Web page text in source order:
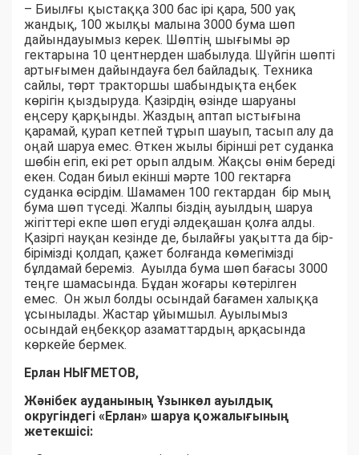
– Биылғы қыстаққа 300 бас ірі қара, 500 уақ
жандық, 100 жылқы малына 3000 бума шөп
дайындауымыз керек. Шөптің шығымы әр
гектарына 10 центнерден шабылуда. Шүйгін шөпті
артығымен дайындауға бел байладық. Техника
сайлы, төрт тракторшы шабындықта еңбек
көрігін қыздыруда. Қазірдің өзінде шаруаны
еңсеру қарқынды. Жаздың аптап ыстығына
қарамай, қурап кетпей тұрып шауып, тасып алу да
оңай шаруа емес. Өткен жылы бірінші рет суданка
шөбін егіп, екі рет орып алдым. Жақсы өнім береді
екен. Содан биыл екінші мәрте 100 гектарға
суданка өсірдім. Шамамен 100 гектардан бір мың
бума шөп түседі. Жалпы біздің ауылдың шаруа
жігіттері екпе шөп егуді әлдеқашан қолға алды.
Қазіргі науқан кезінде де, былайғы уақытта да бір-
бірімізді қолдап, қажет болғанда көмегімізді
бұлдамай береміз. Ауылда бума шөп бағасы 3000
теңге шамасында. Бұдан жоғары көтерілген
емес. Он жыл болды осындай бағамен халыққа
ұсынылады. Жастар ұйымшыл. Ауылымыз
осындай еңбекқор азаматтардың арқасында
көркейе бермек.
Ерлан НЫҒМЕТОВ,
Жәнібек ауданының Ұзынкөл ауылдық
округіндегі «Ерлан» шаруа қожалығының
жетекшісі: